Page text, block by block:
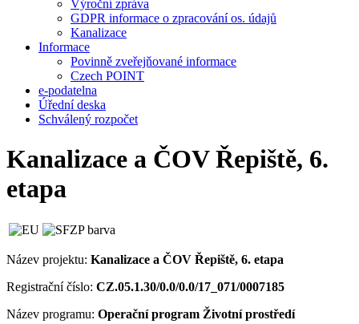
Výroční zpráva
GDPR informace o zpracování os. údajů
Kanalizace
Informace
Povinně zveřejňované informace
Czech POINT
e-podatelna
Úřední deska
Schválený rozpočet
Kanalizace a ČOV Řepiště, 6.
etapa
Název projektu: Kanalizace a ČOV Řepiště, 6. etapa
Registrační číslo: CZ.05.1.30/0.0/0.0/17_071/0007185
Název programu: Operační program Životní prostředí